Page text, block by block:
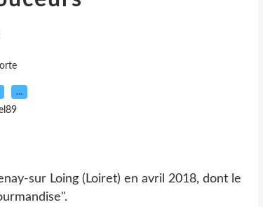
…
sur Loing (Loiret) en avril 2018, dont le